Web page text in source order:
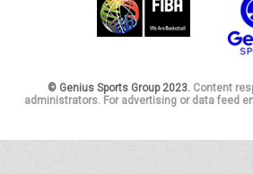
© Genius Sports Group 2023. Content
administrators. For advertising or data feed